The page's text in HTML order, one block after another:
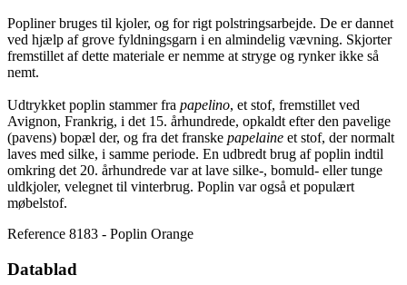
Popliner bruges til kjoler, og for rigt polstringsarbejde. De er dannet
ved hjælp af grove fyldningsgarn i en almindelig vævning. Skjorter
fremstillet af dette materiale er nemme at stryge og rynker ikke så
nemt.
Udtrykket poplin stammer fra papelino, et stof, fremstillet ved
Avignon, Frankrig, i det 15. århundrede, opkaldt efter den pavelige
(pavens) bopæl der, og fra det franske papelaine et stof, der normalt
laves med silke, i samme periode. En udbredt brug af poplin indtil
omkring det 20. århundrede var at lave silke-, bomuld- eller tunge
uldkjoler, velegnet til vinterbrug. Poplin var også et populært
møbelstof.
Reference 8183 - Poplin Orange
Datablad